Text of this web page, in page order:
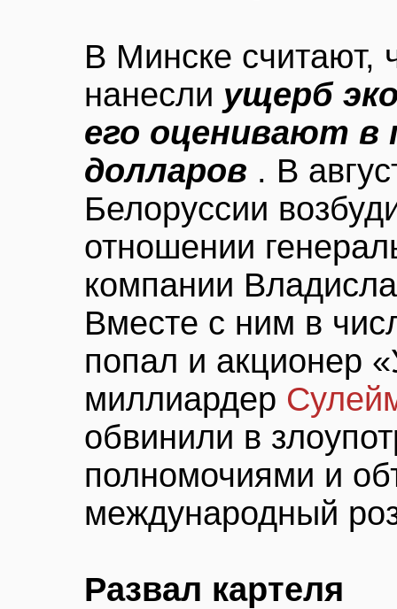
В Минске считают,
нанесли ущерб
его оценивают в
долларов . В
Белоруссии
отношении
компании
Вместе с ним в
попал и акционер
миллиардер
обвинили в
полномочиями и
международный
Развал картеля